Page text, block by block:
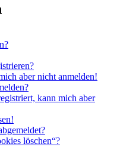
aber nicht anmelden!
kann mich aber
löschen“?